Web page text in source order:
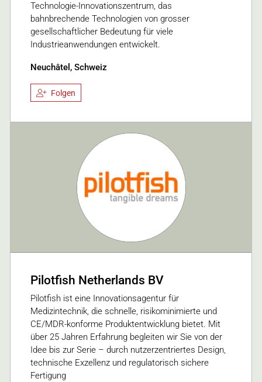
Technologie-Innovationszentrum, das
bahnbrechende Technologien von grosser
gesellschaftlicher Bedeutung für viele
Industrieanwendungen entwickelt.
Neuchâtel, Schweiz
Folgen
Pilotfish Netherlands BV
Pilotfish ist eine Innovationsagentur für
Medizintechnik, die schnelle, risikominimierte und
CE/MDR-konforme Produktentwicklung bietet. Mit
über 25 Jahren Erfahrung begleiten wir Sie von der
Idee bis zur Serie – durch nutzerzentriertes Design,
technische Exzellenz und regulatorisch sichere
Fertigung